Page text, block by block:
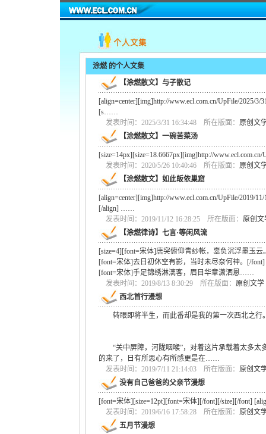
涂燃的个人文集
【涂燃散文】与子散记
[align=center][img]http://www.ecl.com.cn/UpFile/2025/
[s……
发表时间：2025/3/31 16:34:48 所在版面： 原创文
【涂燃散文】一碗苦菜汤
[size=14px][size=18.6667px][img]http://
发表时间：2020/5/26 10:40:46 所在版面： 原创文
【涂燃散文】如此皈依巢窟
[align=center][img]http://www.ecl.com.cn/UpFile/2019/
[/align] ……
发表时间：2019/11/12 16:28:25 所在版面： 原创文
【涂燃律诗】七言·等闲风流
[size=4][font=宋体]唐突俯仰青纱帐，辜负沉浮墨玉云
[font=宋体]去日初休空有影，当时未尽奈何神。[/font]
[font=宋体]手足锦绣淋漓客，眉目华章潇洒恩……
发表时间：2019/8/13 8:30:29 所在版面： 原创文学
西北首行漫想
转眼即将半生，而此番却是我的第一次西北之行
“关中屏障，河陇咽喉”，对着这片承载着太多太
的来了，日有所思心有所感更是在……
发表时间：2019/7/11 21:14:03 所在版面： 原创文
没有自己爸爸的父亲节漫想
[font=宋体][size=12pt][font=宋体][/font][/size][/font]
发表时间：2019/6/16 17:58:28 所在版面： 原创文
五月节漫想